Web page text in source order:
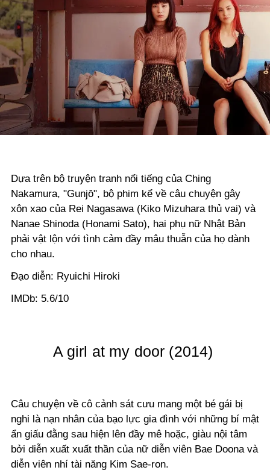
Dựa trên bộ truyện tranh nổi tiếng của Ching
Nakamura, "Gunjō", bộ phim kể về câu chuyện gây
xôn xao của Rei Nagasawa (Kiko Mizuhara thủ vai) và
Nanae Shinoda (Honami Sato), hai phụ nữ Nhật Bản
phải vật lộn với tình cảm đầy mâu thuẫn của họ dành
cho nhau.
Đạo diễn: Ryuichi Hiroki
IMDb: 5.6/10
A girl at my door (2014)
Câu chuyện về cô cảnh sát cưu mang một bé gái bị
nghi là nạn nhân của bạo lực gia đình với những bí mật
ẩn giấu đằng sau hiện lên đầy mê hoặc, giàu nội tâm
bởi diễn xuất xuất thần của nữ diễn viên Bae Doona và
diễn viên nhí tài năng Kim Sae-ron.